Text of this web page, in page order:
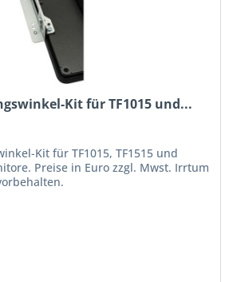
Kit für TF1015 und...
Kit für TF1015, TF1515 und
Preise in Euro zzgl. Mwst. Irrtum